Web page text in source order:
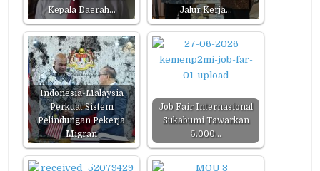
Kepala Daerah…
Jalur Kerja…
Indonesia-Malaysia
Perkuat Sistem
Pelindungan Pekerja
Migran
Job Fair Internasional
Sukabumi Tawarkan
5.000…